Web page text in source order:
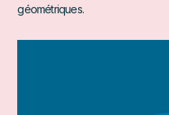
géométriques.